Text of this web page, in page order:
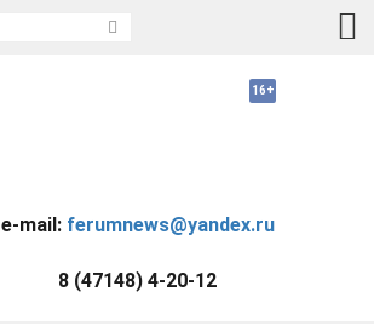
e-mail: ferumnews@yandex.ru
8 (47148) 4-20-12